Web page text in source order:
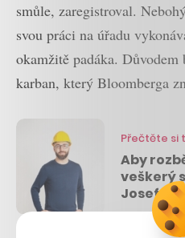
smůle, zaregistroval.
svou práci na úřadu
okamžitě padáka.
karban, který Bloomberga
Přečtěte si
Aby
veškerý
Josef